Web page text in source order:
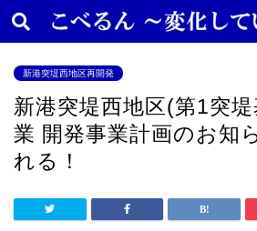
新港突堤西地区再開発
新港突堤西地区(第1突
業 開発事業計画のお知
れる！